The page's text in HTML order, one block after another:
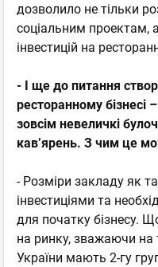
дозволило не тільки
соціальним проектам,
інвестицій на
- І ще до питання
ресторанному бізнесі
зовсім невеличкі
кав’ярень. З чим це
- Розміри закладу як
інвестиціями та
для початку бізнесу.
на ринку, зважаючи на
України мають 2-гу